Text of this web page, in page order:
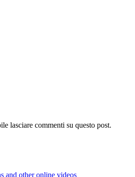
lasciare commenti su questo post.
and other online videos